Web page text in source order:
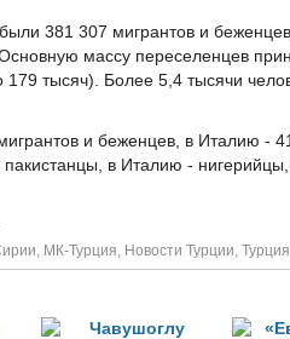
381 307 мигрантов и
массу переселенцев
тысяч). Более 5,4 тысячи
и беженцев, в Италию -
в Италию -
, МК-Турция, Новости Турции, Турция